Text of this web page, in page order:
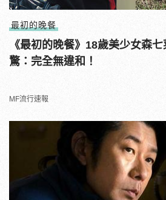
最初的晚餐
《最初的晚餐》18歲美少女森
驚：完全無違和！
MF流行速報